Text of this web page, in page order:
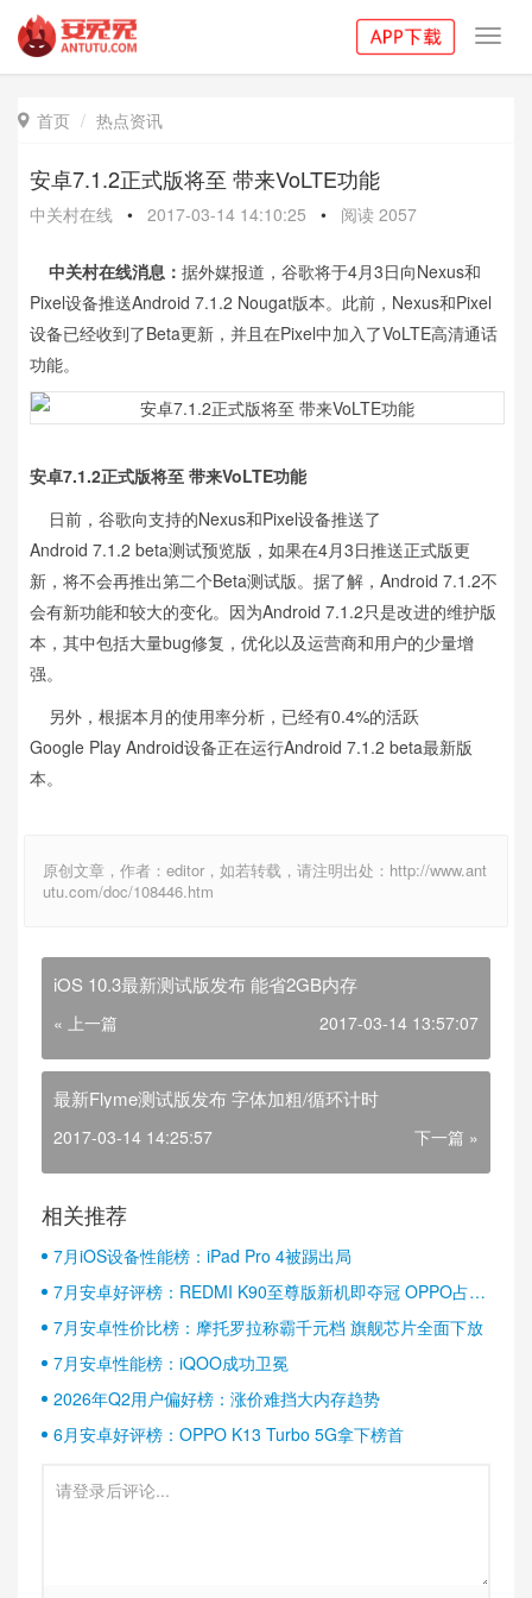
 首页 热点资讯
安卓7.1.2正式版将至 带来VoLTE功能
中关村在线 • 2017-03-14 14:10:25 • 阅读 2057
中关村在线消息： 据外媒报道，谷歌将于4月3日向Nexus和
Pixel设备推送Android 7.1.2 Nougat版本。此前，Nexus和Pixel
设备已经收到了Beta更新，并且在Pixel中加入了VoLTE高清通话
功能。
安卓7.1.2正式版将至 带来VoLTE功能
日前，谷歌向支持的Nexus和Pixel设备推送了
Android 7.1.2 beta测试预览版，如果在4月3日推送正式版更
新，将不会再推出第二个Beta测试版。据了解，Android 7.1.2不
会有新功能和较大的变化。因为Android 7.1.2只是改进的维护版
本，其中包括大量bug修复，优化以及运营商和用户的少量增
强。
另外，根据本月的使用率分析，已经有0.4%的活跃
Google Play Android设备正在运行Android 7.1.2 beta最新版
本。
原创文章，作者：editor，如若转载，请注明出处：http://www.ant
utu.com/doc/108446.htm
iOS 10.3最新测试版发布 能省2GB内存
« 上一篇 2017-03-14 13:57:07
最新Flyme测试版发布 字体加粗/循环计时
2017-03-14 14:25:57 下一篇 »
相关推荐
7月iOS设备性能榜：iPad Pro 4被踢出局
7月安卓好评榜：REDMI K90至尊版新机即夺冠 OPPO占据
半壁江山
7月安卓性价比榜：摩托罗拉称霸千元档 旗舰芯片全面下放
7月安卓性能榜：iQOO成功卫冕
2026年Q2用户偏好榜：涨价难挡大内存趋势
6月安卓好评榜：OPPO K13 Turbo 5G拿下榜首